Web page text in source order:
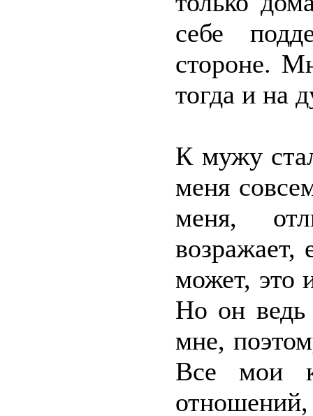
себе
стороне.
тогда и на
К мужу
меня
меня,
возражает,
может, это
Но он ведь
мне,
Все мои